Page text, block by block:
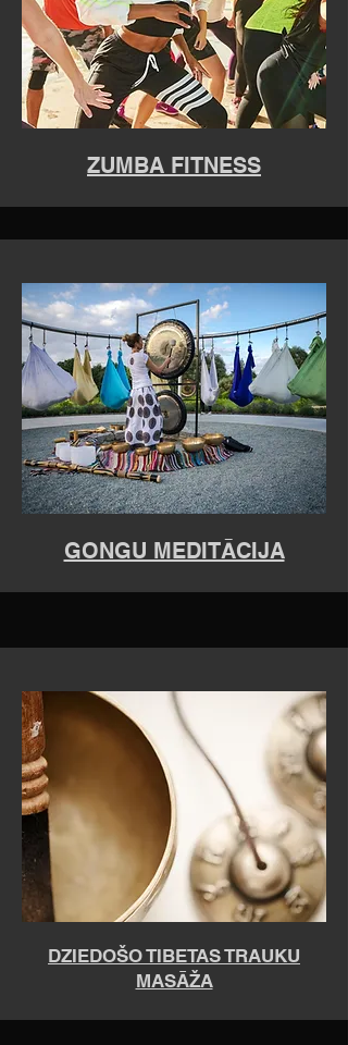
ZUMBA FITNESS
GONGU MEDITĀCIJA
DZIEDOŠO TIBETAS TRAUKU
MASĀŽA